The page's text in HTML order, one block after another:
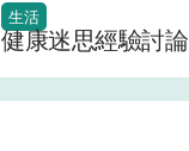
生活
健康迷思經驗討論